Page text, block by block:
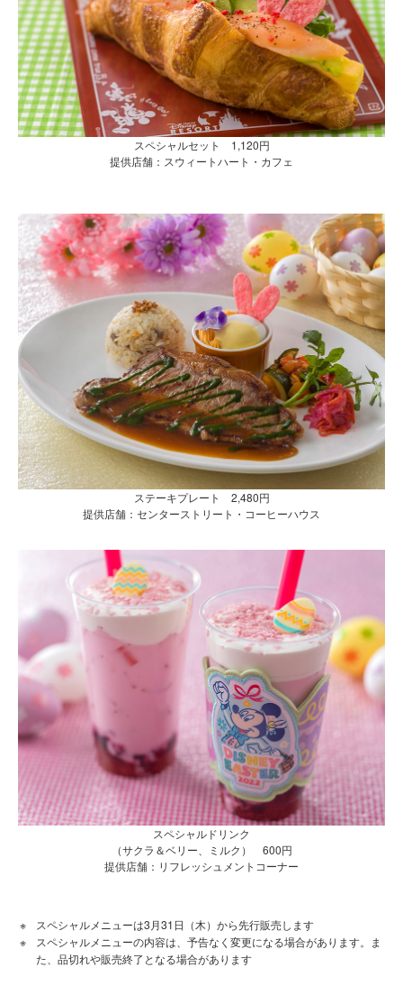
スペシャルセット 1,120円
提供店舗：スウィートハート・カフェ
ステーキプレート 2,480円
提供店舗：センターストリート・コーヒーハウス
スペシャルドリンク
（サクラ＆ベリー、ミルク） 600円
提供店舗：リフレッシュメントコーナー
スペシャルメニューは3月31日（木）から先行販売します
スペシャルメニューの内容は、予告なく変更になる場合があります。ま
た、品切れや販売終了となる場合があります